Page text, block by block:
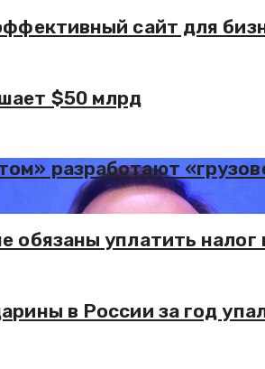
сайт для
$50 млрд
разработают
обязаны уплатить налог
в России за год